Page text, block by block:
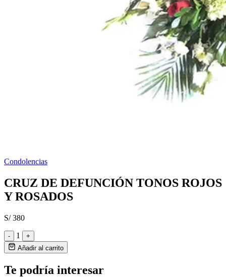
Condolencias
CRUZ DE DEFUNCIÓN TONOS ROJOS
Y ROSADOS
S/ 380
- 1
+
Añadir al carrito
Te podría interesar